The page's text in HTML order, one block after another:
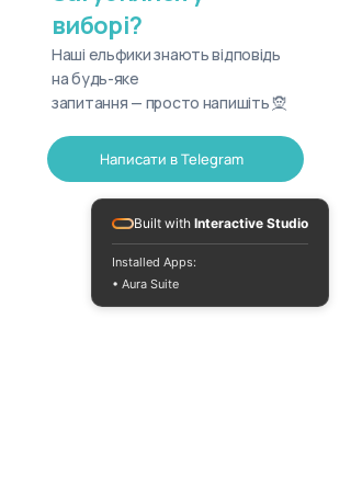
виборі?
Наші ельфики знають відповідь
на будь-яке
запитання — просто напишіть 🧝
Написати в Telegram
Built with Interactive Studio
Installed Apps:
• Aura Suite